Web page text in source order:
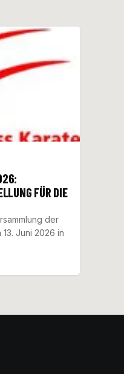
FÜR DIE
der
Juni 2026 in